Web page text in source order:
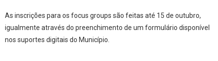
As inscrições para os focus groups são feitas até 15 de outubro,
igualmente através do preenchimento de um formulário disponível
nos suportes digitais do Município.